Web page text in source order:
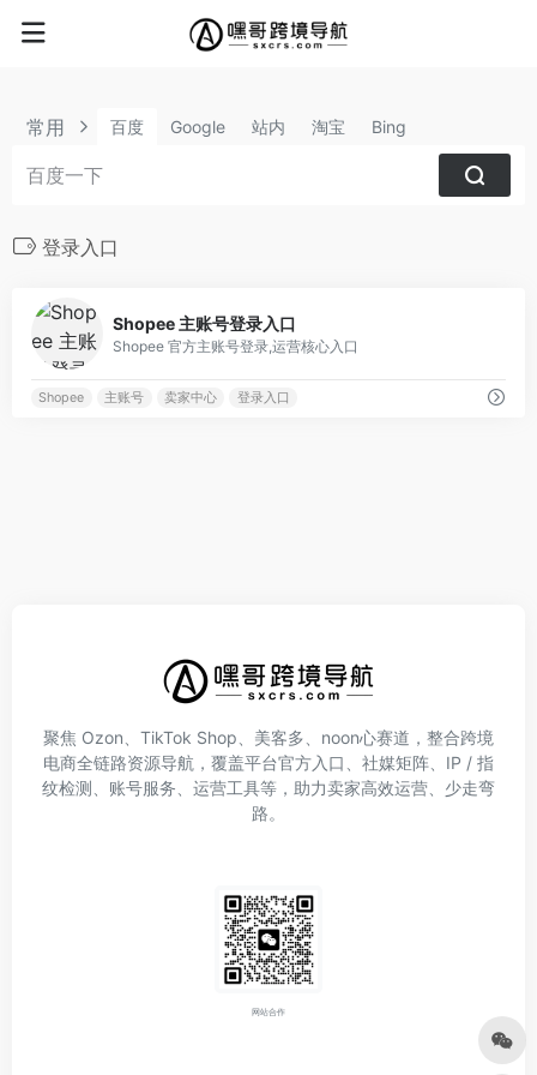
常用 百度 Google 站内 淘宝 Bing
登录入口
Shopee 主账号登录入口
Shopee 官方主账号登录,运营核心入口
Shopee 主账号 卖家中心 登录入口
聚焦 Ozon、TikTok Shop、美客多、noon心赛道，整合跨境
电商全链路资源导航，覆盖平台官方入口、社媒矩阵、IP / 指
纹检测、账号服务、运营工具等，助力卖家高效运营、少走弯
路。
网站合作